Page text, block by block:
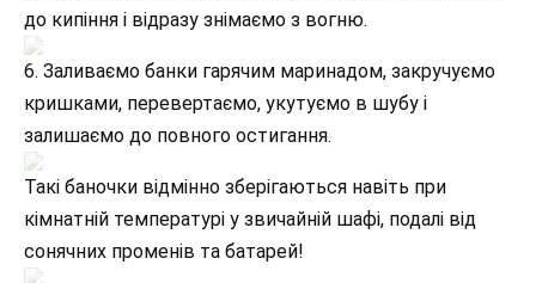
до кипіння і відразу знімаємо з вогню.
6. Заливаємо банки гарячим маринадом, закручуємо
кришками, перевертаємо, укутуємо в шубу і
залишаємо до повного остигання.
Такі баночки відмінно зберігаються навіть при
кімнатній температурі у звичайній шафі, подалі від
сонячних променів та батарей!